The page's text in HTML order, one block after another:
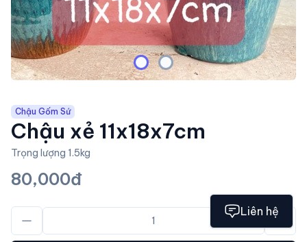
Chậu Gốm Sứ
Chậu xẻ 11x18x7cm
Trọng lượng 1.5kg
80,000đ
Liên hệ